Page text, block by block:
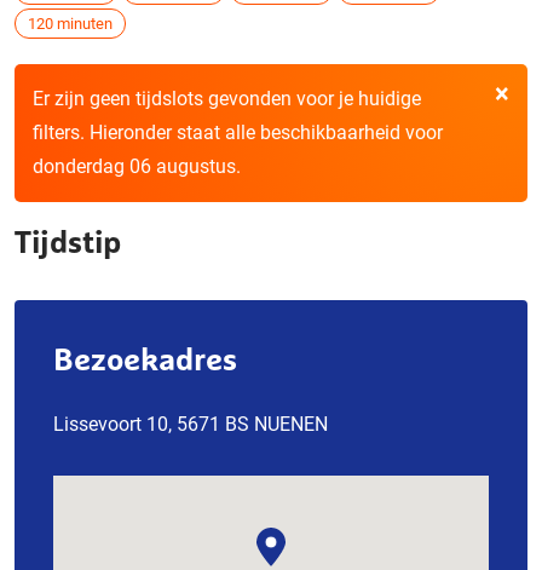
120 minuten
×
Er zijn geen tijdslots gevonden voor je huidige
filters. Hieronder staat alle beschikbaarheid voor
donderdag 06 augustus.
Tijdstip
Bezoekadres
Lissevoort 10, 5671 BS NUENEN